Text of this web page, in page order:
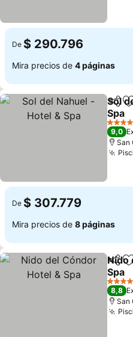
De $ 290.796
Mira precios de 4 páginas
Sol
Spa
4
9,0
San
De $ 307.779
Mira precios de 8 páginas
Nido
Spa
4
8,8
San